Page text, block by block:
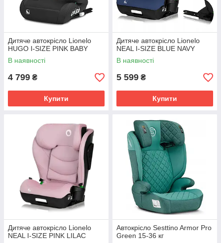
Дитяче автокрісло Lionelo
HUGO I-SIZE PINK BABY
В наявності
4 799 ₴
Купити
Дитяче автокрісло Lionelo
NEAL I-SIZE BLUE NAVY
В наявності
5 599 ₴
Купити
Дитяче автокрісло Lionelo
NEAL I-SIZE PINK LILAC
Автокрісло Sesttino Armor Pro
Green 15-36 кг